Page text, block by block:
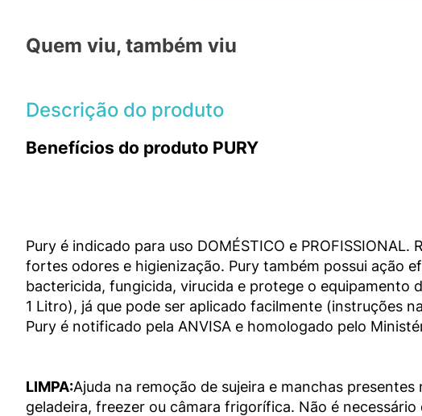
Quem viu, também viu
Descrição do produto
Benefícios do produto PURY
Pury é indicado para uso DOMÉSTICO e
fortes odores e higienização. Pury também possui ação
bactericida, fungicida, virucida e protege o equipamento
1 Litro), já que pode ser aplicado facilmente (instruções
Pury é notificado pela ANVISA e homologado pelo
LIMPA:Ajuda na remoção de sujeira e manchas
geladeira, freezer ou câmara frigorífica. Não é necessário